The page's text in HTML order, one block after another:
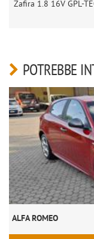
Zafira 1.8 16V GPL-
POTREBBE
ALFA ROMEO